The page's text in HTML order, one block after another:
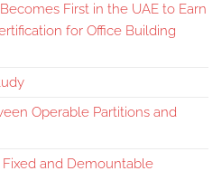
First in the UAE to Earn
for Office Building
Operable Partitions and
and Demountable